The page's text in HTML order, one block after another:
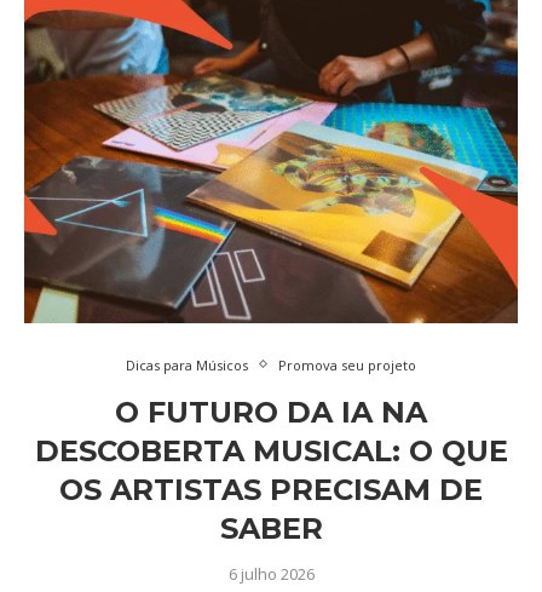
Dicas para Músicos Promova seu projeto
O FUTURO DA IA NA
DESCOBERTA MUSICAL: O QUE
OS ARTISTAS PRECISAM DE
SABER
6 julho 2026